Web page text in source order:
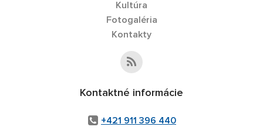
Kultúra
Fotogaléria
Kontakty
Kontaktné informácie
+421 911 396 440